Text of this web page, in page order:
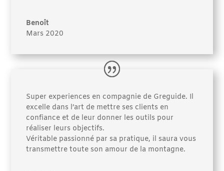
Benoît
Mars 2020
Super experiences en compagnie de Greguide. Il
excelle dans l’art de mettre ses clients en
confiance et de leur donner les outils pour
réaliser leurs objectifs.
Véritable passionné par sa pratique, il saura vous
transmettre toute son amour de la montagne.